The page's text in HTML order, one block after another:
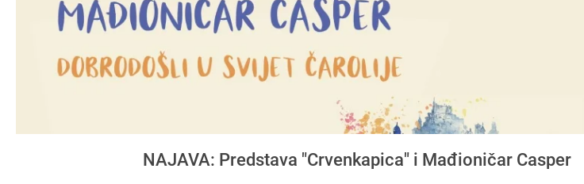
NAJAVA: Predstava "Crvenkapica" i Mađioničar Casper